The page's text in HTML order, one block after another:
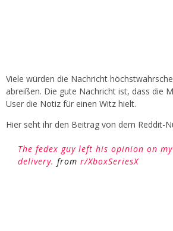
Viele würden die Nachricht
abreißen. Die gute Nachricht ist, dass die
User die Notiz für einen Witz hielt.
Hier seht ihr den Beitrag von dem Reddit-
The fedex guy left his opinion on
delivery. from r/XboxSeriesX